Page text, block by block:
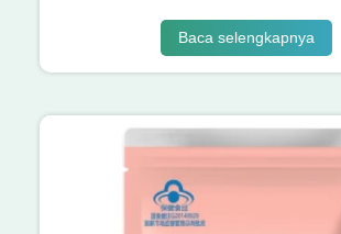
Baca selengkapnya